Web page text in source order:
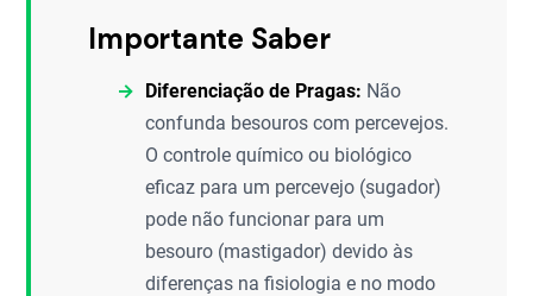
Importante Saber
Diferenciação de Pragas: Não
confunda besouros com percevejos.
O controle químico ou biológico
eficaz para um percevejo (sugador)
pode não funcionar para um
besouro (mastigador) devido às
diferenças na fisiologia e no modo